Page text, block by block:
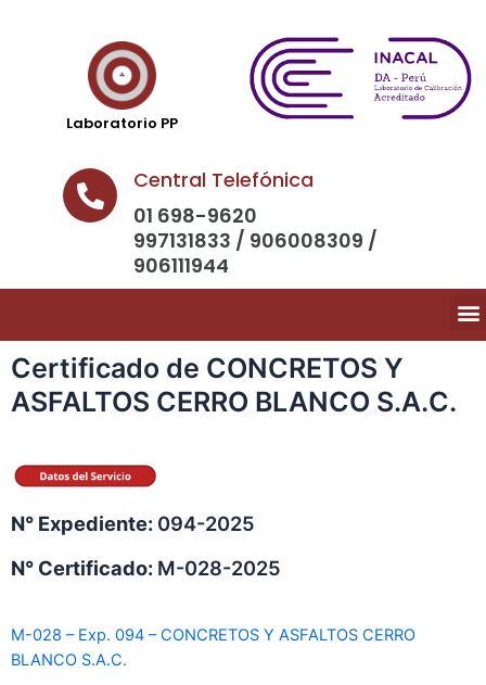
Laboratorio PP
Central Telefónica
01 698-9620
997131833 / 906008309 /
906111944
Certificado de CONCRETOS Y
ASFALTOS CERRO BLANCO S.A.C.
N° Expediente: 094-2025
N° Certificado: M-028-2025
M-028 – Exp. 094 – CONCRETOS Y ASFALTOS CERRO
BLANCO S.A.C.